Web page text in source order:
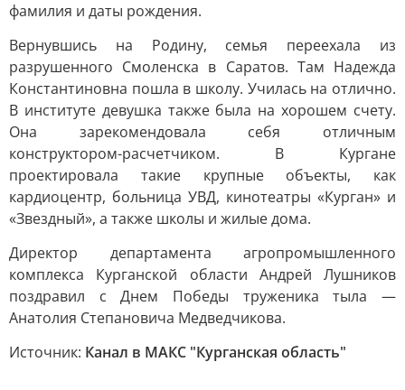
фамилия и даты рождения.
Вернувшись на Родину, семья переехала из
разрушенного Смоленска в Саратов. Там Надежда
Константиновна пошла в школу. Училась на отлично.
В институте девушка также была на хорошем счету.
Она зарекомендовала себя отличным
конструктором-расчетчиком. В Кургане
проектировала такие крупные объекты, как
кардиоцентр, больница УВД, кинотеатры «Курган» и
«Звездный», а также школы и жилые дома.
Директор департамента агропромышленного
комплекса Курганской области Андрей Лушников
поздравил с Днем Победы труженика тыла —
Анатолия Степановича Медведчикова.
Источник: Канал в МАКС "Курганская область"